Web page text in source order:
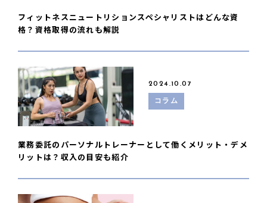
フィットネスニュートリションスペシャリストはどんな資
格？資格取得の流れも解説
2024.10.07
コラム
業務委託のパーソナルトレーナーとして働くメリット・デメ
リットは？収入の目安も紹介